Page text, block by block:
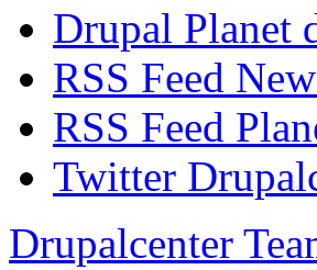
Drupal Planet
RSS Feed
RSS Feed
Twitter
Drupalcenter